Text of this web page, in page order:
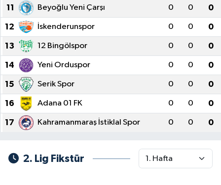
11 Beyoğlu Yeni Çarşı 0 0 0
12 İskenderunspor 0 0 0
13 12 Bingölspor 0 0 0
14 Yeni Orduspor 0 0 0
15 Serik Spor 0 0 0
16 Adana 01 FK 0 0 0
17 Kahramanmaraş İstiklal Spor 0 0 0
2. Lig Fikstür